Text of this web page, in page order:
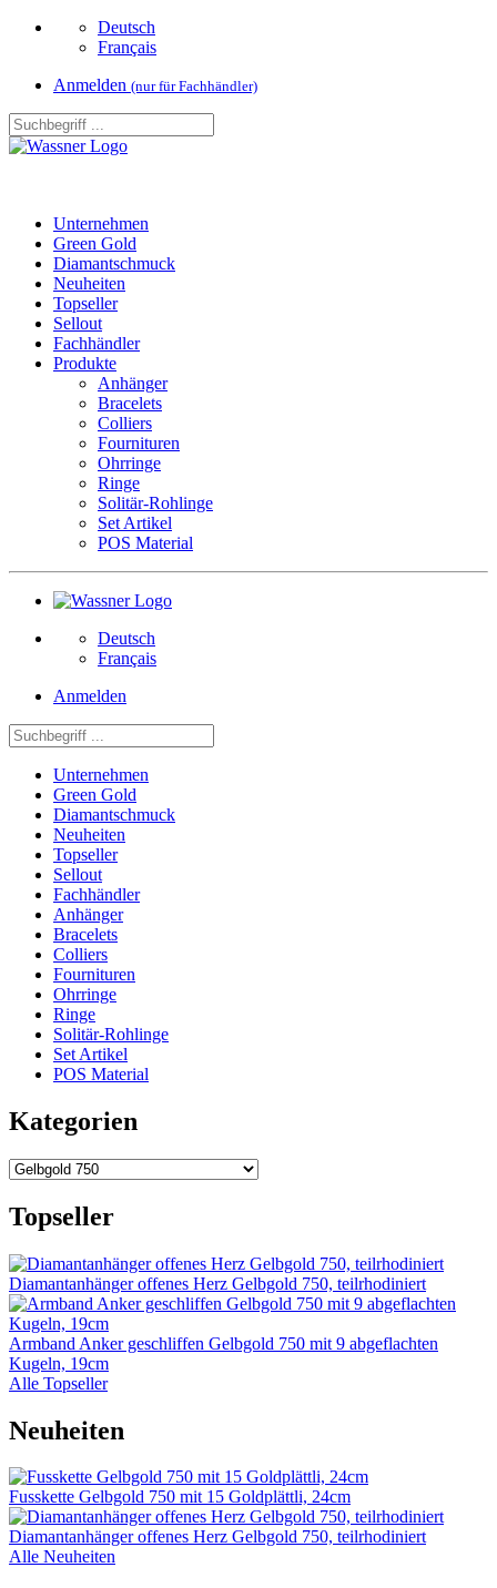
Deutsch
Français
Anmelden (nur für Fachhändler)
Unternehmen
Green Gold
Diamantschmuck
Neuheiten
Topseller
Sellout
Fachhändler
Produkte
Anhänger
Bracelets
Colliers
Fournituren
Ohrringe
Ringe
Solitär-Rohlinge
Set Artikel
POS Material
Deutsch
Français
Anmelden
Unternehmen
Green Gold
Diamantschmuck
Neuheiten
Topseller
Sellout
Fachhändler
Anhänger
Bracelets
Colliers
Fournituren
Ohrringe
Ringe
Solitär-Rohlinge
Set Artikel
POS Material
Kategorien
Topseller
Diamantanhänger offenes Herz Gelbgold 750, teilrhodiniert
Armband Anker geschliffen Gelbgold 750 mit 9 abgeflachten
Kugeln, 19cm
Alle Topseller
Neuheiten
Fusskette Gelbgold 750 mit 15 Goldplättli, 24cm
Diamantanhänger offenes Herz Gelbgold 750, teilrhodiniert
Alle Neuheiten